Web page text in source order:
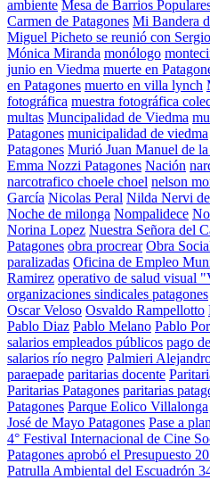
ambiente Mesa de Barrios
Carmen de Patagones Mi Bandera
Miguel Picheto se reunió con
Mónica Miranda monólogo
junio en Viedma muerte en
en Patagones muerto en villa lynch
fotográfica muestra fotográfica
multas Muncipalidad de Viedma
Patagones municipalidad de viedma
Patagones Murió Juan Manuel de la
Emma Nozzi Patagones Nación
narcotrafico choele choel nelson
García Nicolas Peral Nilda Nervi
Noche de milonga Nompalidece
Norina Lopez Nuestra Señora del
Patagones obra procrear Obra
paralizadas Oficina de Empleo
Ramirez operativo de salud visual
organizaciones sindicales patagones
Oscar Veloso Osvaldo Rampellotto
Pablo Diaz Pablo Melano Pablo
salarios empleados públicos pago
salarios río negro Palmieri
paraepade paritarias docente
Paritarias Patagones paritarias
Patagones Parque Eolico Villalonga
José de Mayo Patagones Pase a
4° Festival Internacional de Cine
Patagones aprobó el Presupuesto
Patrulla Ambiental del Escuadrón